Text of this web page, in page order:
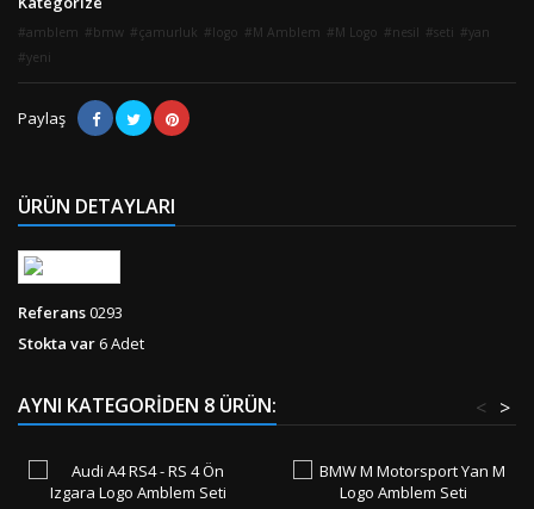
amblem bmw çamurluk logo M Amblem M Logo nesil seti
yan
yeni
Paylaş
ÜRÜN DETAYLARI
Referans0293
Stokta var 6 Adet
AYNI KATEGORIDEN 8 ÜRÜN: >
<